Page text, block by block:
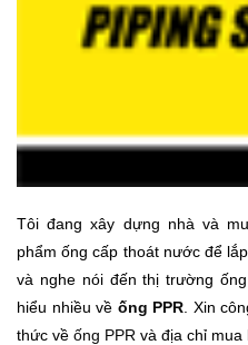
Tôi đang xây dựng nhà và
phẩm ống cấp thoát nước để
và nghe nói đến thị trường
hiểu nhiều về ống PPR . Xin
thức về ống PPR và địa chỉ mua